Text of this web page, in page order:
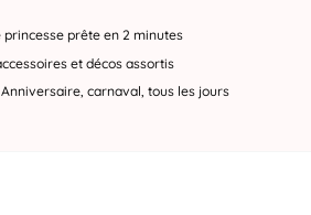
princesse prête en 2 minutes
et décos assortis
Anniversaire, carnaval, tous les jours